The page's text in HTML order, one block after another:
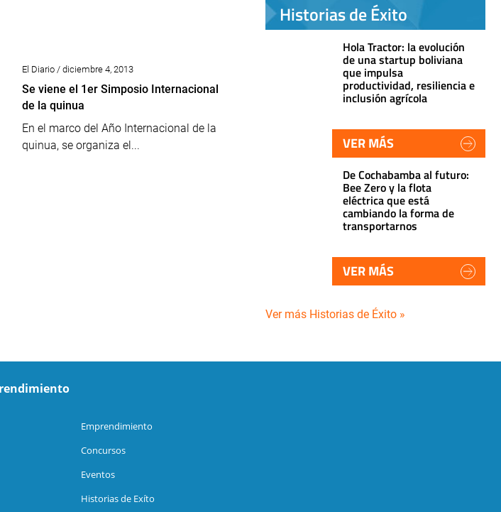
El Diario / diciembre 4, 2013
Se viene el 1er Simposio Internacional
de la quinua
En el marco del Año Internacional de la
quinua, se organiza el...
Historias de Éxito
Hola Tractor: la evolución
de una startup boliviana
que impulsa
productividad, resiliencia e
inclusión agrícola
VER MÁS
De Cochabamba al futuro:
Bee Zero y la flota
eléctrica que está
cambiando la forma de
transportarnos
VER MÁS
Ver más Historias de Éxito »
Emprendimiento
Concursos
Eventos
Historias de Exíto